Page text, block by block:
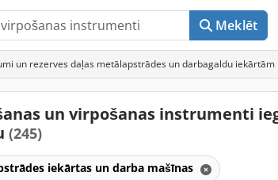
Meklēt
un rezerves daļas metālapstrādes un darbagaldu iekārtām
un virpošanas instrumenti
(245)
iekārtas un darba mašīnas